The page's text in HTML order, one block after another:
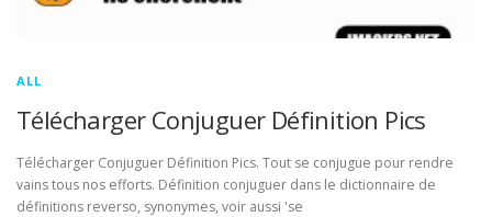
ALL
Télécharger Conjuguer Définition Pics
Télécharger Conjuguer Définition Pics. Tout se conjugue pour rendre
vains tous nos efforts. Définition conjuguer dans le dictionnaire de
définitions reverso, synonymes, voir aussi 'se